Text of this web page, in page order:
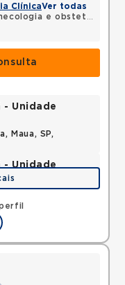
ClínicaVer todas
e obstetrícia
- Unidade
Maua, SP,
- Unidade
Maua, SP,